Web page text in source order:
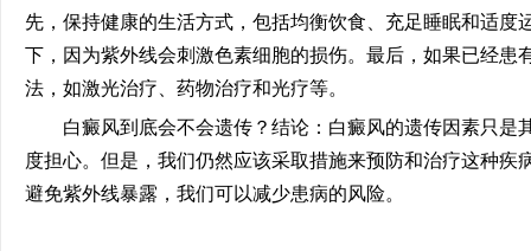
先，保持健康的生活方式，包括均衡饮食、充足睡眠和适度
下，因为紫外线会刺激色素细胞的损伤。最后，如果已经患
法，如激光治疗、药物治疗和光疗等。
白癜风到底会不会遗传？结论：白癜风的遗传因素只是
度担心。但是，我们仍然应该采取措施来预防和治疗这种疾
避免紫外线暴露，我们可以减少患病的风险。